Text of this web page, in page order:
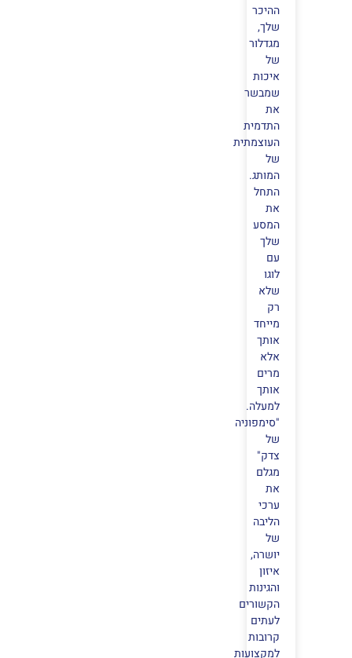
ההיכר
שלך,
מגדלור
של
איכות
שמבשר
את
התדמית
העוצמתית
של
המותג.
התחל
את
המסע
שלך
עם
לוגו
שלא
רק
מייחד
אותך
אלא
מרים
אותך
למעלה.
"סימפוניה
של
צדק"
מגלם
את
ערכי
הליבה
של
יושרה,
איזון
והגינות
הקשורים
לעתים
קרובות
למקצועות